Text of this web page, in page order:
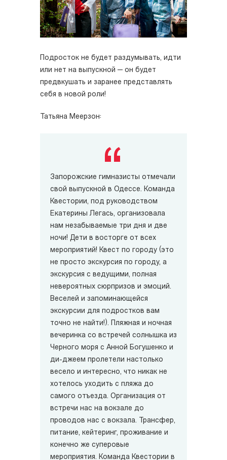
Подросток не будет раздумывать, идти
или нет на выпускной — он будет
предвкушать и заранее представлять
себя в новой роли!
Татьяна Меерзон:
Запорожские гимназисты отмечали
свой выпускной в Одессе. Команда
Квестории, под руководством
Екатерины Легась, организовала
нам незабываемые три дня и две
ночи! Дети в восторге от всех
мероприятий! Квест по городу (это
не просто экскурсия по городу, а
экскурсия с ведущими, полная
невероятных сюрпризов и эмоций.
Веселей и запоминающейся
экскурсии для подростков вам
точно не найти!). Пляжная и ночная
вечеринка со встречей солнышка из
Черного моря с Анной Богушенко и
ди-джеем пролетели настолько
весело и интересно, что никак не
хотелось уходить с пляжа до
самого отъезда. Организация от
встречи нас на вокзале до
проводов нас с вокзала. Трансфер,
питание, кейтеринг, проживание и
конечно же суперовые
мероприятия. Команда Квестории в